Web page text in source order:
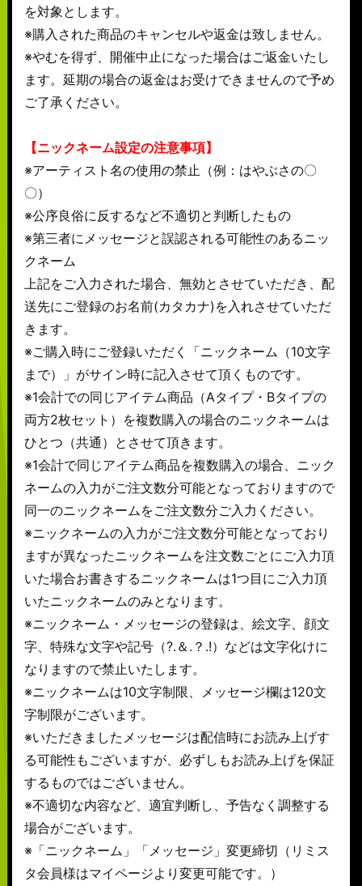
を対象とします。
※購入された商品のキャンセルや返金は致しません。
※やむを得ず、開催中止になった場合はご返金いたし
ます。延期の場合の返金はお受けできませんので予め
ご了承ください。
【ニックネーム設定の注意事項】
※アーティスト名の使用の禁止（例：はやぶさの〇
〇）
※公序良俗に反するなど不適切と判断したもの
※第三者にメッセージと誤認される可能性のあるニッ
クネーム
上記をご入力された場合、無効とさせていただき、配
送先にご登録のお名前(カタカナ)を入れさせていただ
きます。
※ご購入時にご登録いただく「ニックネーム（10文字
まで）」がサイン時に記入させて頂くものです。
※1会計での同じアイテム商品（Aタイプ・Bタイプの
両方2枚セット）を複数購入の場合のニックネームは
ひとつ（共通）とさせて頂きます。
※1会計で同じアイテム商品を複数購入の場合、ニック
ネームの入力がご注文数分可能となっておりますので
同一のニックネームをご注文数分ご入力ください。
※ニックネームの入力がご注文数分可能となっており
ますが異なったニックネームを注文数ごとにご入力頂
いた場合お書きするニックネームは1つ目にご入力頂
いたニックネームのみとなります。
※ニックネーム・メッセージの登録は、絵文字、顔文
字、特殊な文字や記号（?.＆.？.!）などは文字化けに
なりますので禁止いたします。
※ニックネームは10文字制限、メッセージ欄は120文
字制限がございます。
※いただきましたメッセージは配信時にお読み上げす
る可能性もございますが、必ずしもお読み上げを保証
するものではございません。
※不適切な内容など、適宜判断し、予告なく調整する
場合がございます。
※「ニックネーム」「メッセージ」変更締切（リミス
タ会員様はマイページより変更可能です。）